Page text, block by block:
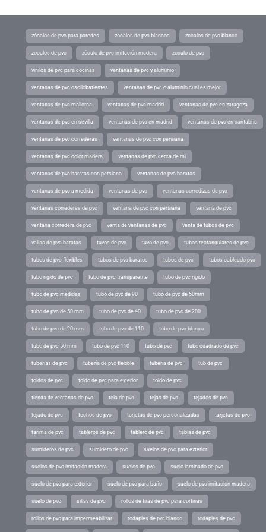
zócalos de pvc para paredes zocalos de pvc blancos zocalos de pvc blanco
zocalos de pvc zócalo de pvc imitación madera zocalo de pvc
vinilos de pvc para cocinas ventanas de pvc y aluminio
ventanas de pvc oscilobatientes ventanas de pvc o aluminio cual es mejor
ventanas de pvc mallorca ventanas de pvc madrid ventanas de pvc en zaragoza
ventanas de pvc en sevilla ventanas de pvc en madrid ventanas de pvc en cantabria
ventanas de pvc correderas ventanas de pvc con persiana
ventanas de pvc color madera ventanas de pvc cerca de mi
ventanas de pvc baratas con persiana ventanas de pvc baratas
ventanas de pvc a medida ventanas de pvc ventanas corredizas de pvc
ventanas correderas de pvc ventana de pvc con persiana ventana de pvc
ventana corredera de pvc venta de ventanas de pvc venta de tubos de pvc
vallas de pvc baratas tuvos de pvc tuvo de pvc tubos rectangulares de pvc
tubos de pvc flexibles tubos de pvc baratos tubos de pvc tubos cableado pvc
tubo rigido de pvc tubo de pvc transparente tubo de pvc rigido
tubo de pvc medidas tubo de pvc de 90 tubo de pvc de 50mm
tubo de pvc de 50 mm tubo de pvc de 40 tubo de pvc de 200
tubo de pvc de 20 mm tubo de pvc de 110 tubo de pvc blanco
tubo de pvc 50 mm tubo de pvc 110 tubo de pvc tubo cuadrado de pvc
tuberias de pvc tubería de pvc flexible tuberia de pvc tub de pvc
toldos de pvc toldo de pvc para exterior toldo de pvc
tienda de ventanas de pvc tela de pvc tejas de pvc tejados de pvc
tejado de pvc techos de pvc tarjetas de pvc personalizadas tarjetas de pvc
tarima de pvc tableros de pvc tablero de pvc tablas de pvc
sumideros de pvc sumidero de pvc suelos de pvc para exterior
suelos de pvc imitación madera suelos de pvc suelo laminado de pvc
suelo de pvc para exterior suelo de pvc para baño suelo de pvc imitacion madera
suelo de pvc sillas de pvc rollos de tiras de pvc para cortinas
rollos de pvc para impermeabilizar rodapies de pvc blanco rodapies de pvc